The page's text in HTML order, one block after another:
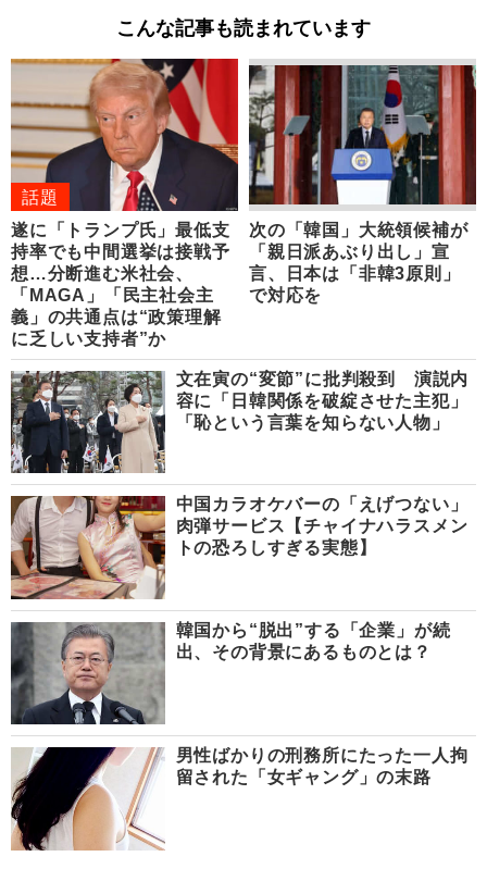
こんな記事も読まれています
話題
遂に「トランプ氏」最低支
持率でも中間選挙は接戦予
想…分断進む米社会、
「MAGA」「民主社会主
義」の共通点は“政策理解
に乏しい支持者”か
次の「韓国」大統領候補が
「親日派あぶり出し」宣
言、日本は「非韓3原則」
で対応を
文在寅の“変節”に批判殺到 演説内
容に「日韓関係を破綻させた主犯」
「恥という言葉を知らない人物」
中国カラオケバーの「えげつない」
肉弾サービス【チャイナハラスメン
トの恐ろしすぎる実態】
韓国から“脱出”する「企業」が続
出、その背景にあるものとは？
男性ばかりの刑務所にたった一人拘
留された「女ギャング」の末路